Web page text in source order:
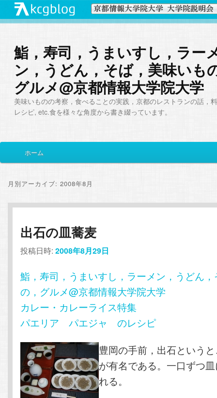
鮨，寿司，うまいすし，ラー
ン，うどん，そば，美味いも
グルメ@京都情報大学院大学
美味いものの考察，食べることの実践，京都のレストランの話，
レシピ, etc.食を様々な角度から書き綴っています。
イ
メ
ン
コ
ン
ン
ツ
へ
移
動
サ
コ
ン
テ
ツ
へ
移
動
ホーム
月別アーカイブ:2008年8月
出石の皿蕎麦
投稿日時:2008年8月29日
鮨，寿司，うまいすし，ラーメン，うどん
の，グルメ@京都情報大学院大学
カレー・カレーライス特集
パエリア パエジャ のレシピ
豊岡の手前，出石という
が有名である。一口ずつ
れる。